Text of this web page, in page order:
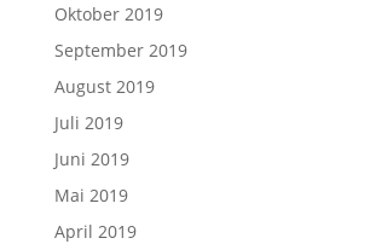
Oktober 2019
September 2019
August 2019
Juli 2019
Juni 2019
Mai 2019
April 2019